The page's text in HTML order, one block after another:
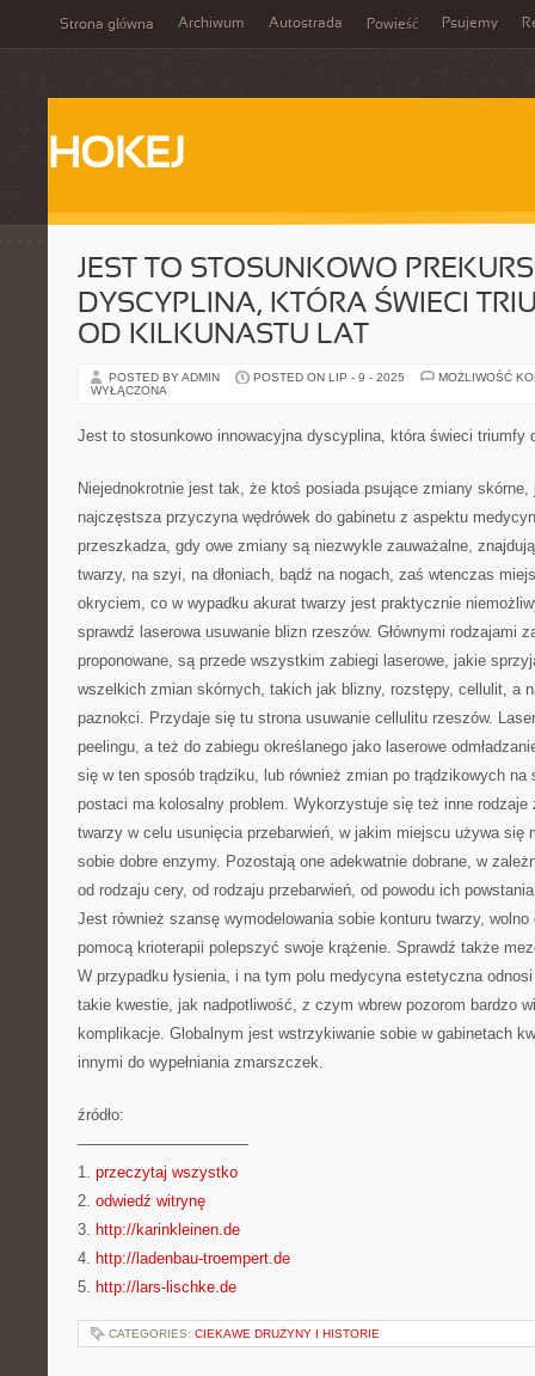
Strona główna Archiwum Autostrada Powieść Psujemy
HOKEJ
JEST TO STOSUNKOWO
DYSCYPLINA, KTÓRA ŚWIECI
OD KILKUNASTU LAT
POSTED BY ADMIN POSTED ON LIP - 9 - 2025
MOŻLIWOŚĆ
WYŁĄCZONA
Jest to stosunkowo innowacyjna dyscyplina, która świeci triumfy
Niejednokrotnie jest tak, że ktoś posiada psujące zmiany skórne,
najczęstsza przyczyna wędrówek do gabinetu z aspektu
przeszkadza, gdy owe zmiany są niezwykle zauważalne,
twarzy, na szyi, na dłoniach, bądź na nogach, zaś wtenczas
okryciem, co w wypadku akurat twarzy jest praktycznie
sprawdź laserowa usuwanie blizn rzeszów. Głównymi rodzajami
proponowane, są przede wszystkim zabiegi laserowe, jakie
wszelkich zmian skórnych, takich jak blizny, rozstępy, cellulit, a
paznokci. Przydaje się tu strona usuwanie cellulitu rzeszów.
peelingu, a też do zabiegu określanego jako laserowe
się w ten sposób trądziku, lub również zmian po trądzikowych
postaci ma kolosalny problem. Wykorzystuje się też inne rodzaje
twarzy w celu usunięcia przebarwień, w jakim miejscu używa się
sobie dobre enzymy. Pozostają one adekwatnie dobrane, w
od rodzaju cery, od rodzaju przebarwień, od powodu ich
Jest również szansę wymodelowania sobie konturu twarzy, wolno
pomocą krioterapii polepszyć swoje krążenie. Sprawdź także
W przypadku łysienia, i na tym polu medycyna estetyczna
takie kwestie, jak nadpotliwość, z czym wbrew pozorom bardzo
komplikacje. Globalnym jest wstrzykiwanie sobie w gabinetach
innymi do wypełniania zmarszczek.
źródło:
———————————
1. przeczytaj wszystko
2. odwiedź witrynę
3. http://karinkleinen.de
4. http://ladenbau-troempert.de
5. http://lars-lischke.de
CATEGORIES: CIEKAWE DRUŻYNY I HISTORIE